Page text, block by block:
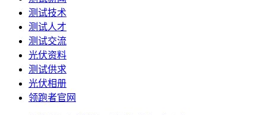
测试技术
测试人才
测试交流
光伏资料
测试供求
光伏相册
领跑者官网